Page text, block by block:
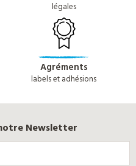
légales
Agréments
labels et adhésions
Newsletter